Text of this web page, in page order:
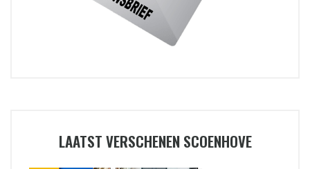
LAATST VERSCHENEN SCOENHOVE